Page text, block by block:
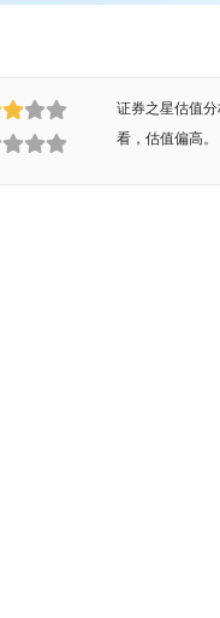
证券之星估值
看，估值偏高。